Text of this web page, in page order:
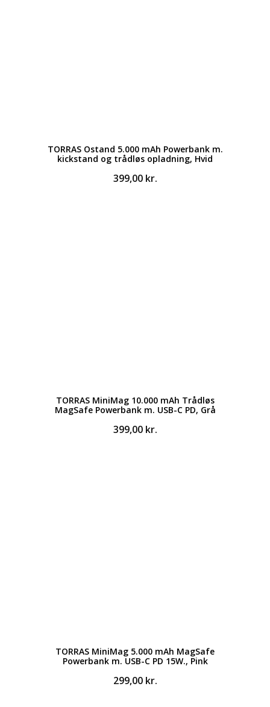
TORRAS Ostand 5.000 mAh Powerbank m.
kickstand og trådløs opladning, Hvid
399,00 kr.
TORRAS MiniMag 10.000 mAh Trådløs
MagSafe Powerbank m. USB-C PD, Grå
399,00 kr.
TORRAS MiniMag 5.000 mAh MagSafe
Powerbank m. USB-C PD 15W., Pink
299,00 kr.